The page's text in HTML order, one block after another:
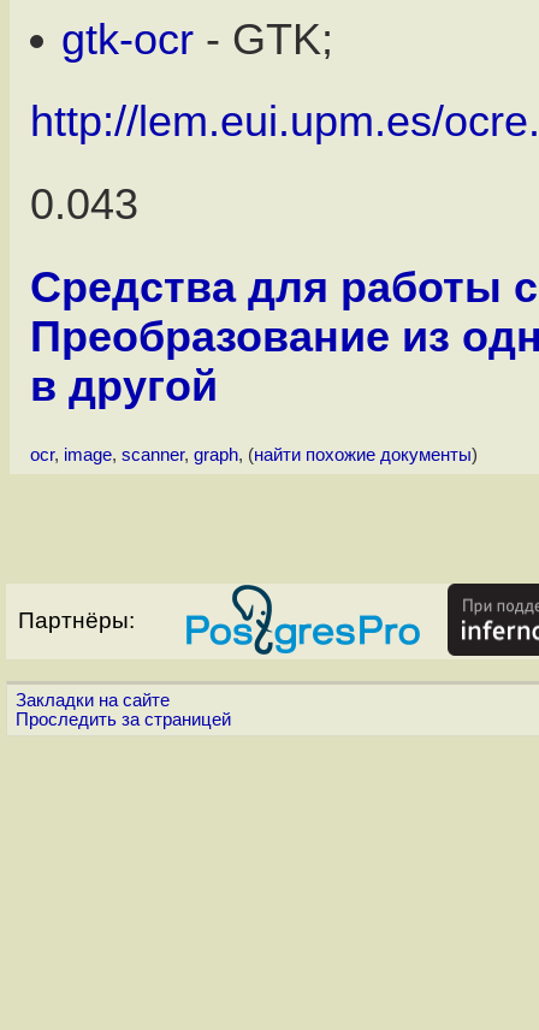
gtk-ocr - GTK;
http://lem.eui.upm.es/
0.043
Средства для работы
Преобразование из
в другой
ocr, image, scanner, graph, (найти похожие документы)
Партнёры:
Закладки на сайте
Проследить за страницей